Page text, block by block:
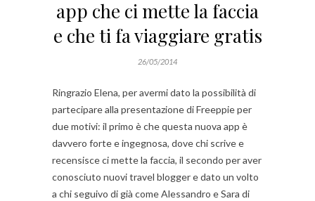
app che ci mette la faccia
e che ti fa viaggiare gratis
26/05/2014
Ringrazio Elena, per avermi dato la possibilità di
partecipare alla presentazione di Freeppie per
due motivi: il primo è che questa nuova app è
davvero forte e ingegnosa, dove chi scrive e
recensisce ci mette la faccia, il secondo per aver
conosciuto nuovi travel blogger e dato un volto
a chi seguivo di già come Alessandro e Sara di